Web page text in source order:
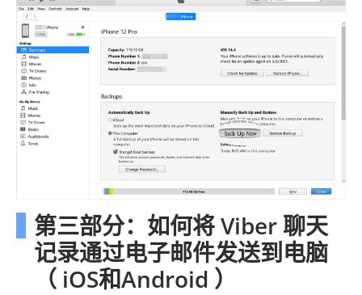
第三部分：如何将 Viber 聊天
记录通过电子邮件发送到电脑
（ iOS和Android ）